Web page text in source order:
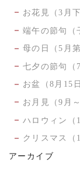
お花見（3月
端午の節句（
母の日（5月
七夕の節句（
お盆（8月15
お月見（9月
ハロウィン（
クリスマス（
アーカイブ